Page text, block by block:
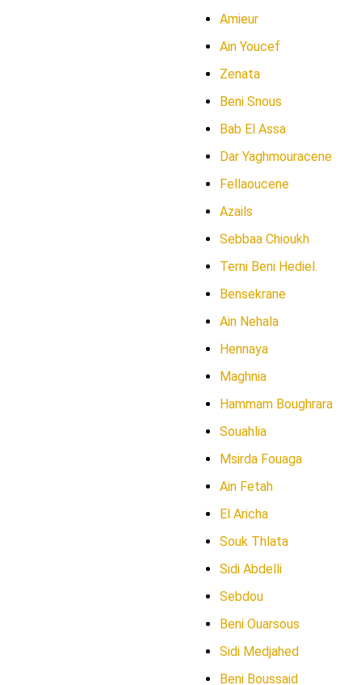
Amieur
Ain Youcef
Zenata
Beni Snous
Bab El Assa
Dar Yaghmouracene
Fellaoucene
Azails
Sebbaa Chioukh
Terni Beni Hediel.
Bensekrane
Ain Nehala
Hennaya
Maghnia
Hammam Boughrara
Souahlia
Msirda Fouaga
Ain Fetah
El Aricha
Souk Thlata
Sidi Abdelli
Sebdou
Beni Ouarsous
Sidi Medjahed
Beni Boussaid